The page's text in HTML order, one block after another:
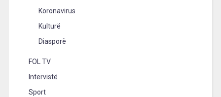
Koronavirus
Kulturë
Diasporë
FOL TV
Intervistë
Sport